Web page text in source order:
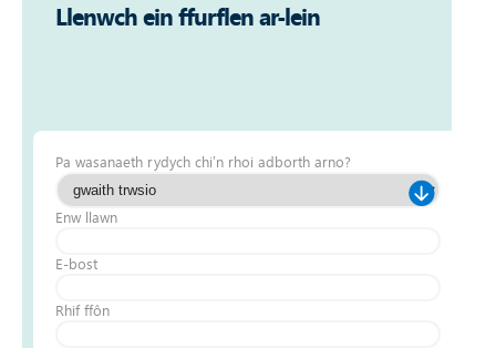
Llenwch ein ffurflen ar-lein
Pa wasanaeth rydych chi’n rhoi adborth arno?
Enw llawn
E-bost
Rhif ffôn